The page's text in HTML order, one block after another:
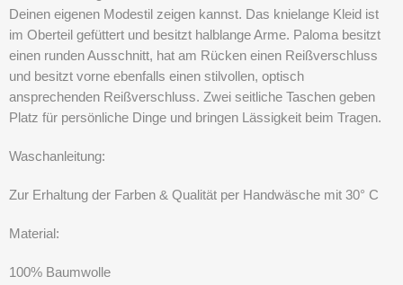
Deinen eigenen Modestil zeigen kannst. Das knielange Kleid ist
im Oberteil gefüttert und besitzt halblange Arme. Paloma besitzt
einen runden Ausschnitt, hat am Rücken einen Reißverschluss
und besitzt vorne ebenfalls einen stilvollen, optisch
ansprechenden Reißverschluss. Zwei seitliche Taschen geben
Platz für persönliche Dinge und bringen Lässigkeit beim Tragen.
Waschanleitung:
Zur Erhaltung der Farben & Qualität per Handwäsche mit 30° C
Material:
100% Baumwolle